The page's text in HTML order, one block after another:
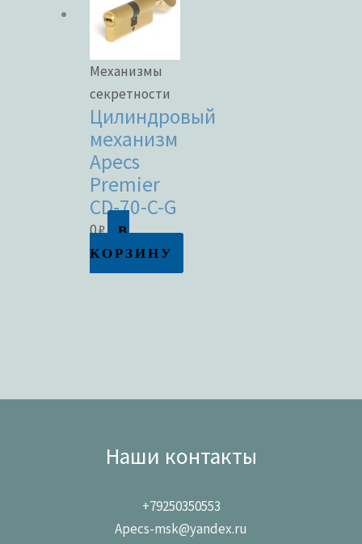
Механизмы
секретности
Цилиндровый
механизм
Apecs
Premier
CD-70-C-G
0₽
В
КОРЗИНУ
Наши контакты
+79250350553
Apecs-msk@yandex.ru